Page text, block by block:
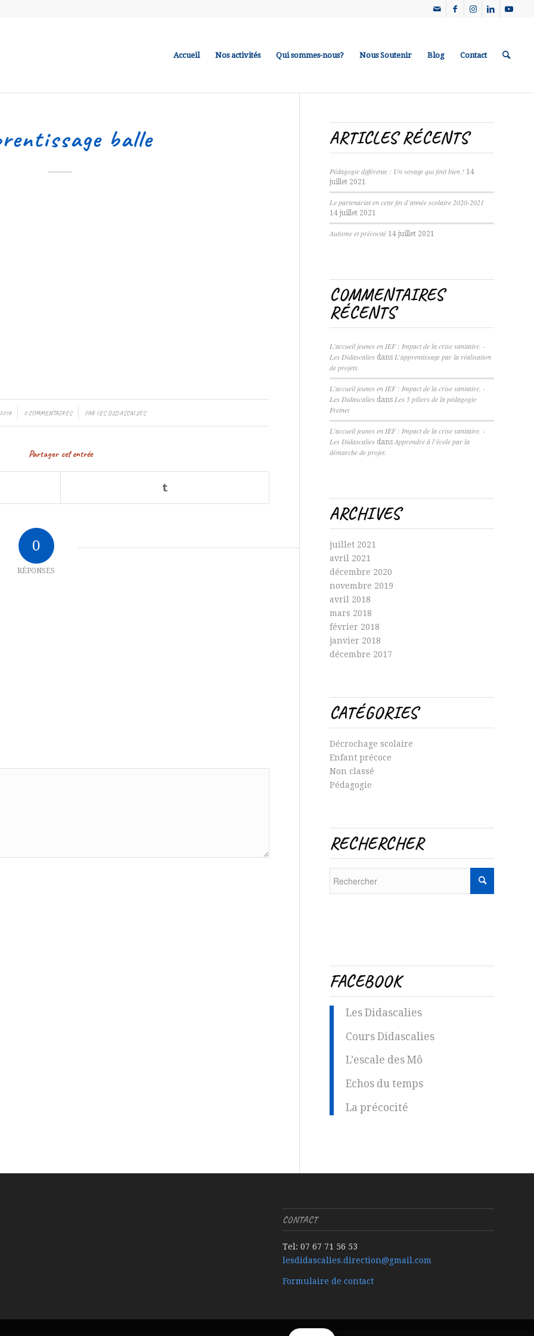
Accueil Nos activités Qui sommes-nous? Nous Soutenir Blog Contact
balle
0 COMMENTAIRES
/ PAR LES DIDASCALIES
Partager cet entrée
0
RÉPONSES
ARTICLES RÉCENTS
Pédagogie différente : Un voyage qui finit bien ! 14
juillet 2021
Le partenariat en cette fin d’année scolaire 2020-2021
14 juillet 2021
Autisme et précocité 14 juillet 2021
COMMENTAIRES
RÉCENTS
L'accueil jeunes en IEF : Impact de la crise sanitaire. -
Les Didascalies dansL’apprentissage par la réalisation
de projets.
L'accueil jeunes en IEF : Impact de la crise sanitaire. -
Les Didascalies dansLes 5 piliers de la pédagogie
Freinet
L'accueil jeunes en IEF : Impact de la crise sanitaire. -
Les Didascalies dansApprendre à l’école par la
démarche de projet.
ARCHIVES
juillet 2021
avril 2021
décembre 2020
novembre 2019
avril 2018
mars 2018
février 2018
janvier 2018
décembre 2017
CATÉGORIES
Décrochage scolaire
Enfant précoce
Non classé
Pédagogie
RECHERCHER
FACEBOOK
Les Didascalies
Cours Didascalies
L’escale des Mô
Echos du temps
La précocité
CONTACT
Tel: 07 67 71 56 53
lesdidascalies.direction@gmail.com
Formulaire de contact